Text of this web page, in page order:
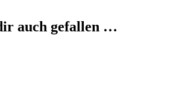
auch gefallen …